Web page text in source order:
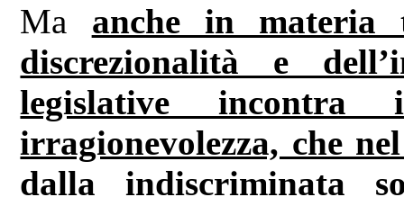
Ma anche in
discrezionalità e
legislative
irragionevolezza, che
dalla indiscriminata